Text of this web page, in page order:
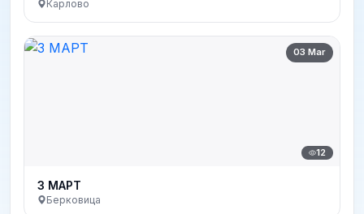
Карлово
03 Mar
12
3 МАРТ
Берковица